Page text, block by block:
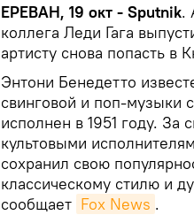
ЕРЕВАН, 19 окт - Sputnik.
коллега Леди Гага
артисту снова попасть в
Энтони Бенедетто
свинговой и поп-музыки
исполнен в 1951 году. За
культовыми
сохранил свою
классическому стилю и
сообщает Fox News .